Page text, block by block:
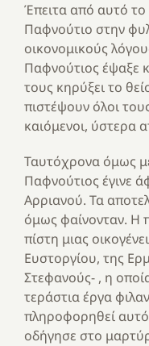
Έπειτα από αυτό
Παφνούτιο στην
οικονομικούς
Παφνούτιος έψαξε
τους κηρύξει το
πιστέψουν όλοι
καιόμενοι, ύστερα
Ταυτόχρονα όμως
Παφνούτιος έγινε
Αρριανού. Τα
όμως φαίνονταν. Η
πίστη μιας
Ευστοργίου, της
Στεφανούς- , η
τεράστια έργα
πληροφορηθεί
οδήγησε στο